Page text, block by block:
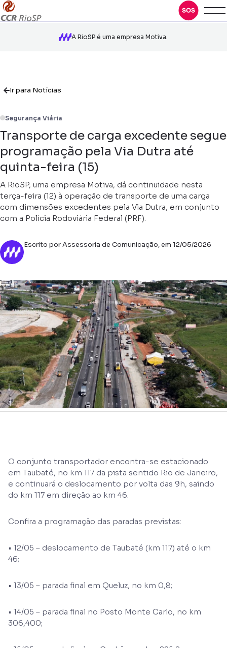
A RioSP é uma empresa Motiva.
Ir para Notícias
Segurança Viária
Transporte de carga excedente segue
programação pela Via Dutra até
quinta-feira (15)
A RioSP, uma empresa Motiva, dá continuidade nesta
terça-feira (12) à operação de transporte de uma carga
com dimensões excedentes pela Via Dutra, em conjunto
com a Polícia Rodoviária Federal (PRF).
Escrito por Assessoria de Comunicação, em 12/05/2026
O conjunto transportador encontra-se estacionado
em Taubaté, no km 117 da pista sentido Rio de Janeiro,
e continuará o deslocamento por volta das 9h, saindo
do km 117 em direção ao km 46.
Confira a programação das paradas previstas:
• 12/05 – deslocamento de Taubaté (km 117) até o km
46;
• 13/05 – parada final em Queluz, no km 0,8;
• 14/05 – parada final no Posto Monte Carlo, no km
306,400;